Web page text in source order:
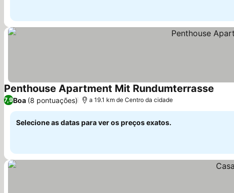
Penthouse Apartment Mit Rundumterrasse
7,9Boa (8 pontuações) a 19.1 km de Centro da cidade
Selecione as datas para ver os preços exatos.